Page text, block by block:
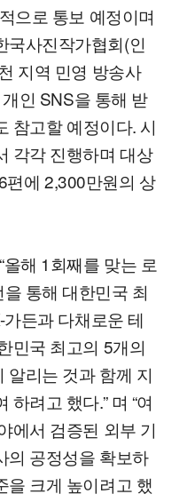
으로 통보 예정이며
국사진작가협회(인
지역 민영 방송사
인 SNS을 통해 받
참고할 예정이다. 시
각각 진행하며 대상
편에 2,300만원의 상
해 1회째를 맞는 로
통해 대한민국 최
든과 다채로운 테
민국 최고의 5개의
알리는 것과 함께 지
려고 했다.” 며 “여
에서 검증된 외부 기
의 공정성을 확보하
을 크게 높이려고 했